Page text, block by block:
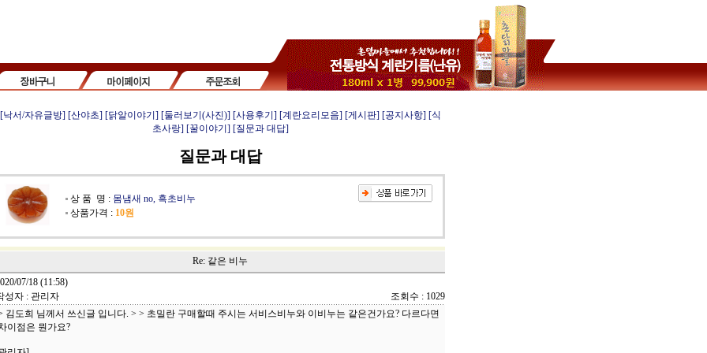
[낙서/자유글방] [산야초] [닭알이야기] [둘러보기(사진)] [사용후기] [계란요리모음] [게시판] [공지사항] [식
초사랑] [꿀이야기] [질문과 대답]
질문과 대답
상 품 명 : 몸냄새 no, 흑초비누
상품가격 : 10원
Re: 같은 비누
07/18 (11:58)
성자 : 관리자
조회수 : 1029
김도희 님께서 쓰신글 입니다. > > 초밀란 구매할때 주시는 서비스비누와 이비누는 같은건가요? 다르다면
이점은 뭔가요?